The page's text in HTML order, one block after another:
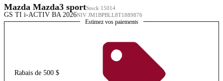
Mazda Mazda3 sportStock 15014
GS TI i-ACTIV BA 2026NIV JM1BPBLL8T1889876
Estimez vos paiements
Rabais de 500 $